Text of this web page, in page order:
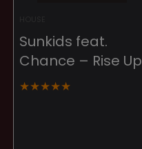
Sunkids feat.
Chance – Rise Up
★★★★★